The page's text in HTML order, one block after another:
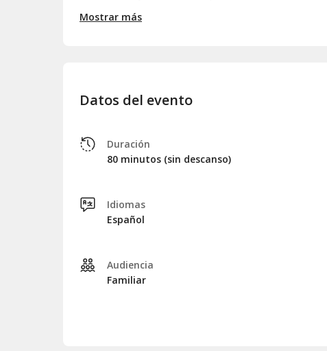
Si te apasionan las versiones originales, el buen humor
Mostrar más
Datos del evento
Duración
80 minutos (sin descanso)
Idiomas
Español
Audiencia
Familiar